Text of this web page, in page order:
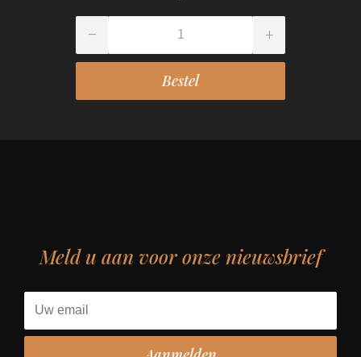
Meld u aan voor onze nieuwsbrief